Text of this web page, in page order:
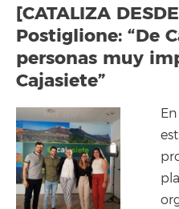
[CATALIZA
Postiglione: “De
personas muy
Cajasiete”